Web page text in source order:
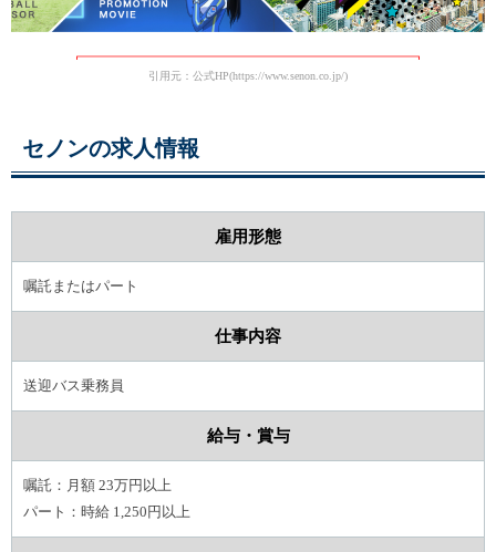
引用元：公式HP(https://www.senon.co.jp/)
セノンの求人情報
雇用形態
嘱託またはパート
仕事内容
送迎バス乗務員
給与・賞与
嘱託：月額 23万円以上
パート：時給 1,250円以上